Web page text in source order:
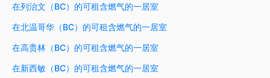
在列治文（BC）的可租含燃气的一居室
在北温哥华（BC）的可租含燃气的一居室
在高贵林（BC）的可租含燃气的一居室
在新西敏（BC）的可租含燃气的一居室